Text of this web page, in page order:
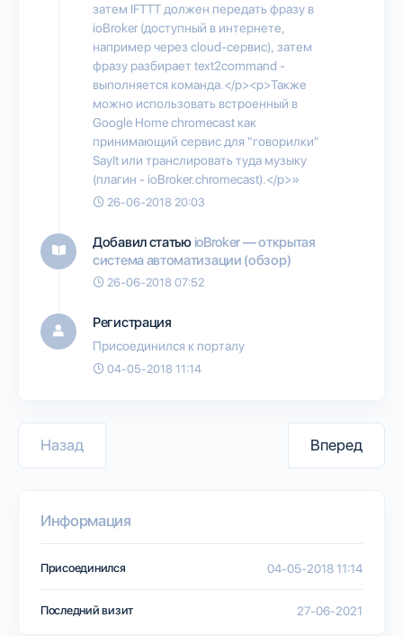
затем IFTTT должен передать фразу в
ioBroker (доступный в интернете,
например через cloud-сервис), затем
фразу разбирает text2command -
выполняется команда.</p><p>Также
можно использовать встроенный в
Google Home chromecast как
принимающий сервис для "говорилки"
SayIt или транслировать туда музыку
(плагин - ioBroker.chromecast).</p>»
26-06-2018 20:03
Добавил статью ioBroker — открытая
система автоматизации (обзор)
26-06-2018 07:52
Регистрация
Присоединился к порталу
04-05-2018 11:14
Назад Вперед
Информация
Присоединился 04-05-2018 11:14
Последний визит 27-06-2021